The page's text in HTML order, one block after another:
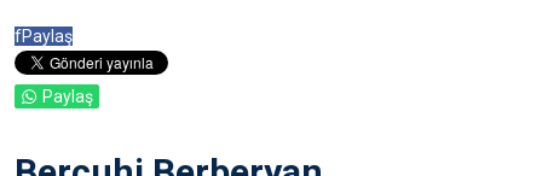
fPaylaş
Paylaş